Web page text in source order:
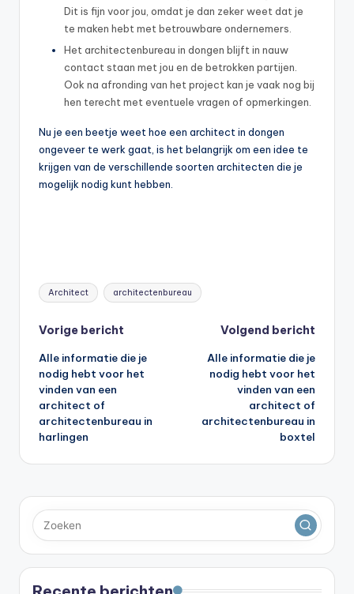
Dit is fijn voor jou, omdat je dan zeker weet dat je
te maken hebt met betrouwbare ondernemers.
Het architectenbureau in dongen blijft in nauw
contact staan met jou en de betrokken partijen.
Ook na afronding van het project kan je vaak nog bij
hen terecht met eventuele vragen of opmerkingen.
Nu je een beetje weet hoe een architect in dongen
ongeveer te werk gaat, is het belangrijk om een idee te
krijgen van de verschillende soorten architecten die je
mogelijk nodig kunt hebben.
Tags:
Architect architectenbureau
Bericht
navigatie
Vorige bericht
Alle informatie die je
nodig hebt voor het
vinden van een
architect of
architectenbureau in
harlingen
Volgend bericht
Alle informatie die je
nodig hebt voor het
vinden van een
architect of
architectenbureau in
boxtel